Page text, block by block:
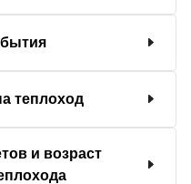
теплоход
и возраст